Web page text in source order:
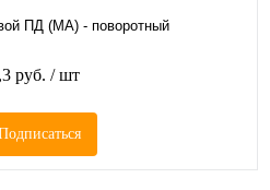
ПД (МА) - поворотный
руб. / шт